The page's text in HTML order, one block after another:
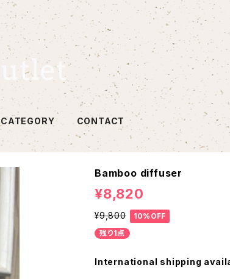
CATEGORY CONTACT
Bamboo diffuser
¥8,820
¥9,800
10%OFF
残り1点
International shipping